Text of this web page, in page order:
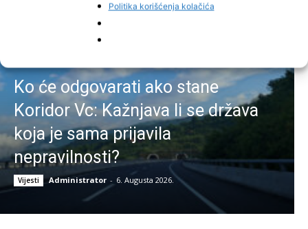
Politika korišćenja kolačića
Ko će odgovarati ako stane
Koridor Vc: Kažnjava li se država
koja je sama prijavila
nepravilnosti?
Vijesti Administrator - 6. Augusta 2026.